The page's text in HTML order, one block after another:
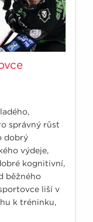
správný růst
dobrý
výdeje,
kognitivní,
běžného
liší v
k tréninku,